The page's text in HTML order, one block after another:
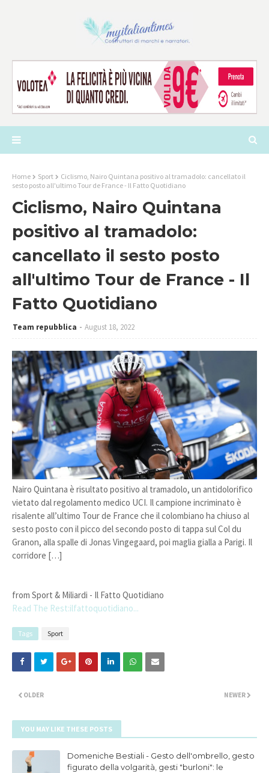
Home Sport
Ciclismo, Nairo Quintana positivo al tramadolo: cancellato il
sesto posto all'ultimo Tour de France - Il Fatto Quotidiano
Ciclismo, Nairo Quintana
positivo al tramadolo:
cancellato il sesto posto
all'ultimo Tour de France - Il
Fatto Quotidiano
Team repubblica August 18, 2022
Nairo Quintana è risultato positivo al tramadolo, un antidolorifico
vietato dal regolamento medico UCI. Il campione incriminato è
risalente all’ultimo Tour de France che il colombiano ha chiuso al
sesto posto con il picco del secondo posto di tappa sul Col du
Granon, alla spalle di Jonas Vingegaard, poi maglia gialla a Parigi. Il
corridore […]
from Sport & Miliardi - Il Fatto Quotidiano
Read The Rest:ilfattoquotidiano...
Tags Sport
NEWER
OLDER
YOU MAY LIKE THESE POSTS
Domeniche Bestiali - Gesto dell'ombrello, gesto
figurato della volgarità, gesti "burloni": le